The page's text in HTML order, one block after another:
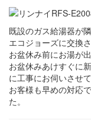
既設のガス給湯器が
エコジョーズに交換
お盆休み前にお湯が
お盆休みあけすぐに
に工事にお伺いさせ
お客様も早めの対応
た。